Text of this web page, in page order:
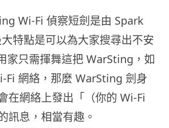
Wi-Fi 偵察短劍是由 Spark
特點是可以為大家搜尋出不安
家只需揮舞這把 WarSting，如
Fi 網絡，那麼 WarSting 劍身
在網絡上發出「（你的 Wi-Fi
訊息，相當有趣。